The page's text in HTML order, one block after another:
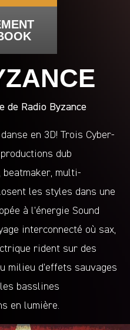
de Radio Byzance
en 3D! Trois Cyber-
dub
beatmaker, multi-
les styles dans une
à l’énergie Sound
interconnecté où sax,
rident sur des
milieu d’effets sauvages
basslines
en lumière.